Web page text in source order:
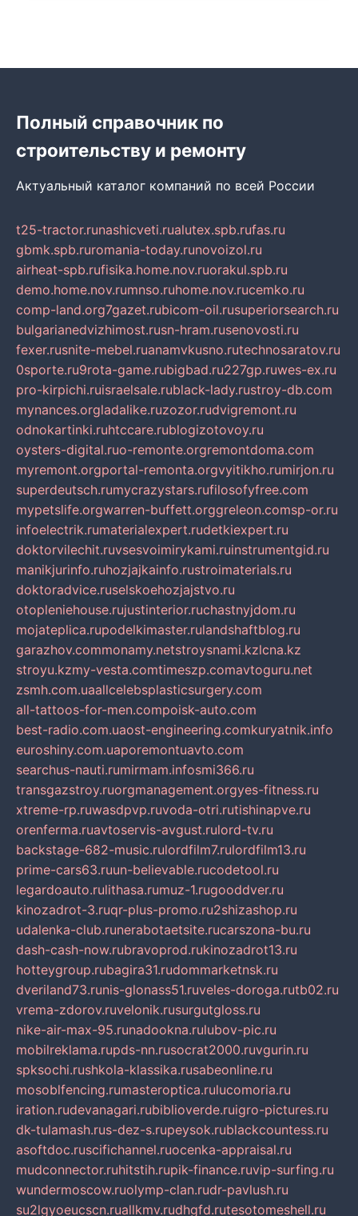
Полный справочник по
строительству и ремонту
Актуальный каталог компаний по всей России
t25-tractor.runashicveti.rualutex.spb.rufas.ru
gbmk.spb.ruromania-today.runovoizol.ru
airheat-spb.rufisika.home.nov.ruorakul.spb.ru
demo.home.nov.rumnso.ruhome.nov.rucemko.ru
comp-land.org7gazet.rubicom-oil.rusuperiorsearch.ru
bulgarianedvizhimost.rusn-hram.rusenovosti.ru
fexer.rusnite-mebel.ruanamvkusno.rutechnosaratov.ru
0sporte.ru9rota-game.rubigbad.ru227gp.ruwes-ex.ru
pro-kirpichi.ruisraelsale.rublack-lady.rustroy-db.com
mynances.orgladalike.ruzozor.rudvigremont.ru
odnokartinki.ruhtccare.rublogizotovoy.ru
oysters-digital.ruo-remonte.orgremontdoma.com
myremont.orgportal-remonta.orgvyitikho.rumirjon.ru
superdeutsch.rumycrazystars.rufilosofyfree.com
mypetslife.orgwarren-buffett.orggreleon.comsp-or.ru
infoelectrik.rumaterialexpert.rudetkiexpert.ru
doktorvilechit.ruvsesvoimirykami.ruinstrumentgid.ru
manikjurinfo.ruhozjajkainfo.rustroimaterials.ru
doktoradvice.ruselskoehozjajstvo.ru
otopleniehouse.rujustinterior.ruchastnyjdom.ru
mojateplica.rupodelkimaster.rulandshaftblog.ru
garazhov.commonamy.netstroysnami.kzlcna.kz
stroyu.kzmy-vesta.comtimeszp.comavtoguru.net
zsmh.com.uaallcelebsplasticsurgery.com
all-tattoos-for-men.compoisk-auto.com
best-radio.com.uaost-engineering.comkuryatnik.info
euroshiny.com.uaporemontuavto.com
searchus-nauti.rumirmam.infosmi366.ru
transgazstroy.ruorgmanagement.orgyes-fitness.ru
xtreme-rp.ruwasdpvp.ruvoda-otri.rutishinapve.ru
orenferma.ruavtoservis-avgust.rulord-tv.ru
backstage-682-music.rulordfilm7.rulordfilm13.ru
prime-cars63.ruun-believable.rucodetool.ru
legardoauto.rulithasa.rumuz-1.rugooddver.ru
kinozadrot-3.ruqr-plus-promo.ru2shizashop.ru
udalenka-club.runerabotaetsite.rucarszona-bu.ru
dash-cash-now.rubravoprod.rukinozadrot13.ru
hotteygroup.rubagira31.rudommarketnsk.ru
dveriland73.runis-glonass51.ruveles-doroga.rutb02.ru
vrema-zdorov.ruvelonik.rusurgutgloss.ru
nike-air-max-95.runadookna.rulubov-pic.ru
mobilreklama.rupds-nn.rusocrat2000.ruvgurin.ru
spksochi.rushkola-klassika.rusabeonline.ru
mosoblfencing.rumasteroptica.rulucomoria.ru
iration.rudevanagari.rubiblioverde.ruigro-pictures.ru
dk-tulamash.rus-dez-s.rupeysok.rublackcountess.ru
asoftdoc.ruscifichannel.ruocenka-appraisal.ru
mudconnector.ruhitstih.rupik-finance.ruvip-surfing.ru
wundermoscow.ruolymp-clan.rudr-pavlush.ru
su2lgyoeucscn.ruallkmv.rudhgfd.rutesotomeshell.ru